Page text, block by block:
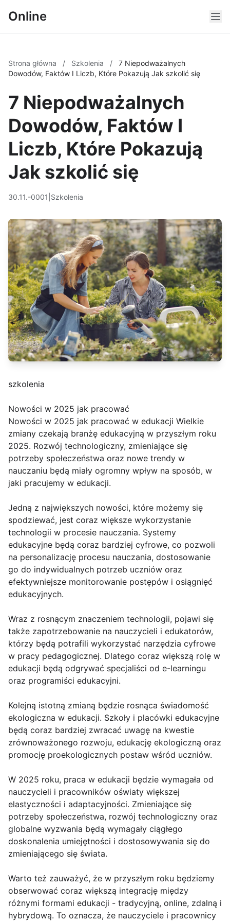
Online
Strona główna / Szkolenia /
7 Niepodważalnych
Dowodów, Faktów I Liczb, Które Pokazują Jak szkolić się
7 Niepodważalnych
Dowodów, Faktów I
Liczb, Które Pokazują
Jak szkolić się
30.11.-0001 Szkolenia
szkolenia
Nowości w 2025 jak pracować
Nowości w 2025 jak pracować w edukacji Wielkie
zmiany czekają branżę edukacyjną w przyszłym roku
2025. Rozwój technologiczny, zmieniające się
potrzeby społeczeństwa oraz nowe trendy w
nauczaniu będą miały ogromny wpływ na sposób, w
jaki pracujemy w edukacji.
Jedną z największych nowości, które możemy się
spodziewać, jest coraz większe wykorzystanie
technologii w procesie nauczania. Systemy
edukacyjne będą coraz bardziej cyfrowe, co pozwoli
na personalizację procesu nauczania, dostosowanie
go do indywidualnych potrzeb uczniów oraz
efektywniejsze monitorowanie postępów i osiągnięć
edukacyjnych.
Wraz z rosnącym znaczeniem technologii, pojawi się
także zapotrzebowanie na nauczycieli i edukatorów,
którzy będą potrafili wykorzystać narzędzia cyfrowe
w pracy pedagogicznej. Dlatego coraz większą rolę w
edukacji będą odgrywać specjaliści od e-learningu
oraz programiści edukacyjni.
Kolejną istotną zmianą będzie rosnąca świadomość
ekologiczna w edukacji. Szkoły i placówki edukacyjne
będą coraz bardziej zwracać uwagę na kwestie
zrównoważonego rozwoju, edukację ekologiczną oraz
promocję proekologicznych postaw wśród uczniów.
W 2025 roku, praca w edukacji będzie wymagała od
nauczycieli i pracowników oświaty większej
elastyczności i adaptacyjności. Zmieniające się
potrzeby społeczeństwa, rozwój technologiczny oraz
globalne wyzwania będą wymagały ciągłego
doskonalenia umiejętności i dostosowywania się do
zmieniającego się świata.
Warto też zauważyć, że w przyszłym roku będziemy
obserwować coraz większą integrację między
różnymi formami edukacji - tradycyjną, online, zdalną i
hybrydową. To oznacza, że nauczyciele i pracownicy